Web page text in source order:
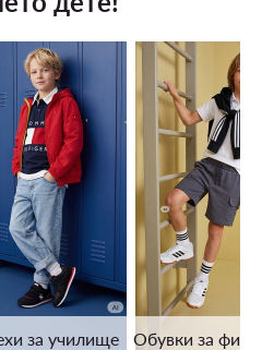
за училище Обувки за